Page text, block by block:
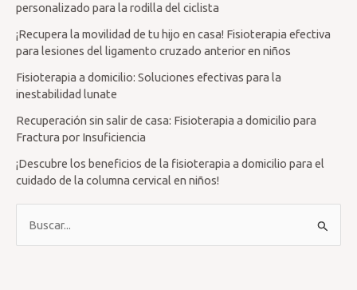
personalizado para la rodilla del ciclista
¡Recupera la movilidad de tu hijo en casa! Fisioterapia efectiva
para lesiones del ligamento cruzado anterior en niños
Fisioterapia a domicilio: Soluciones efectivas para la
inestabilidad lunate
Recuperación sin salir de casa: Fisioterapia a domicilio para
Fractura por Insuficiencia
¡Descubre los beneficios de la fisioterapia a domicilio para el
cuidado de la columna cervical en niños!